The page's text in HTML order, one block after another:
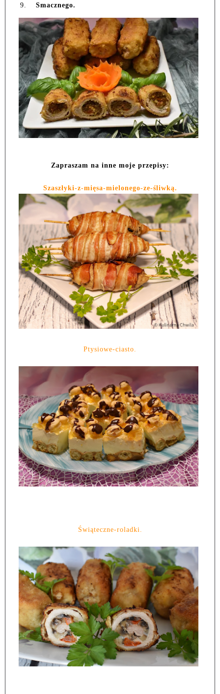
9. Smacznego.
Zapraszam na inne moje przepisy:
Szaszłyki-z-mięsa-mielonego-ze-śliwką.
Ptysiowe-ciasto.
Świąteczne-roladki.